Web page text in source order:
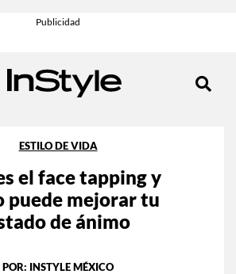
ESTILO DE VIDA
el face tapping y
puede mejorar tu
de ánimo
POR: INSTYLE MÉXICO